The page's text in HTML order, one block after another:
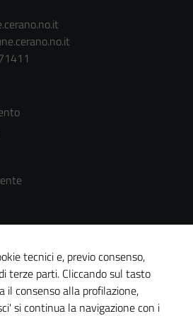
sito
tecnici e, previo consenso,
terze parti. Cliccando sul tasto
il consenso alla profilazione,
si continua la navigazione con i